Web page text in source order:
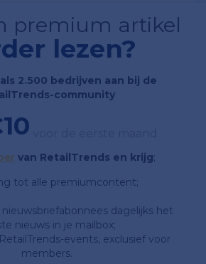
premium artikel
lezen?
2.500 bedrijven aan bij de
community
van RetailTrends en krijg;
tot alle premiumcontent;
nieuwsbriefabonnees dagelijks het
nieuws in je mailbox;
events, exclusief voor
members.